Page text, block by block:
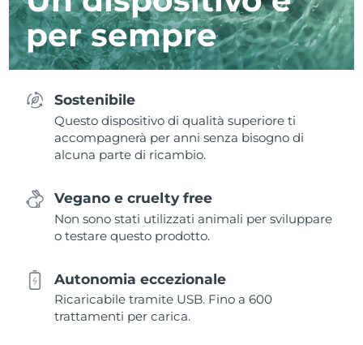
per sempre
Sostenibile
Questo dispositivo di qualità superiore ti
accompagnerà per anni senza bisogno di
alcuna parte di ricambio.
Vegano e cruelty free
Non sono stati utilizzati animali per sviluppare
o testare questo prodotto.
Autonomia eccezionale
Ricaricabile tramite USB. Fino a 600
trattamenti per carica.